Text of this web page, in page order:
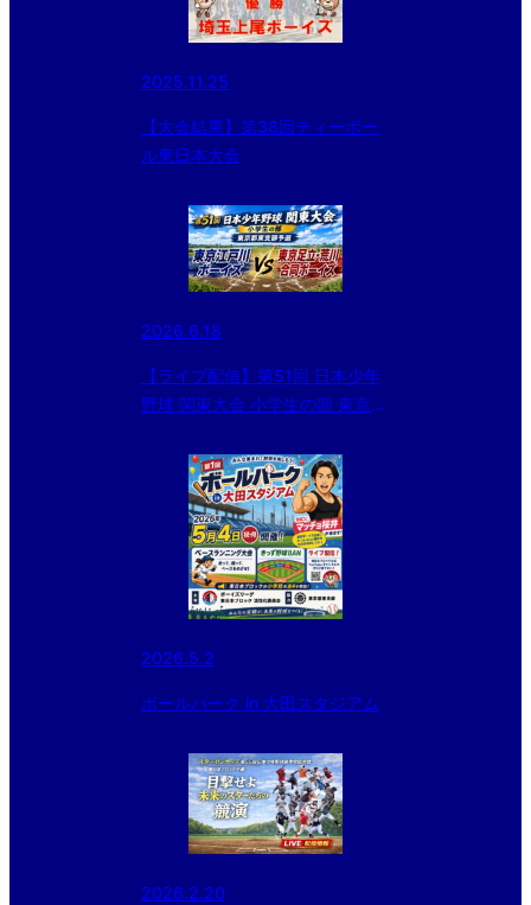
2025.11.25
【大会結果】第38回ティーボー
ル東日本大会
2026.6.18
【ライブ配信】第51回 日本少年
野球 関東大会 小学生の部 東京都
2026.5.2
ボールパーク in 大田スタジアム
2026.2.20